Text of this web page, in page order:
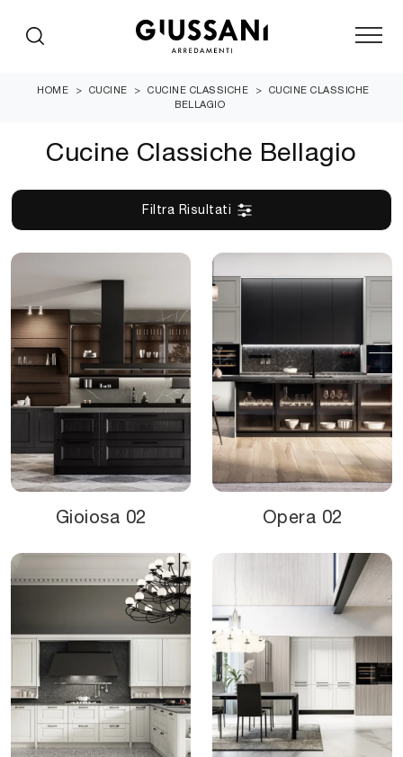
HOME > CUCINE > CUCINE CLASSICHE >
CUCINE CLASSICHE
BELLAGIO
Cucine Classiche Bellagio
Filtra Risultati
Gioiosa 02 Opera 02